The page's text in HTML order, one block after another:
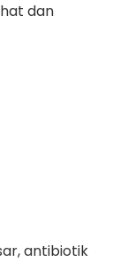
dan
antibiotik